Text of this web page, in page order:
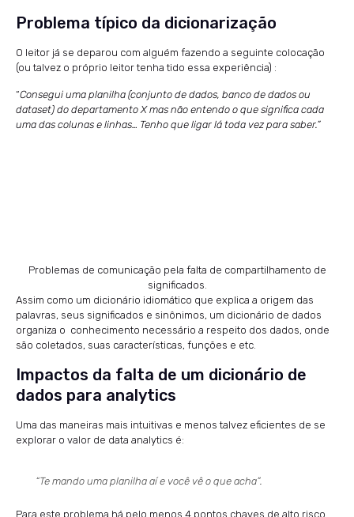
Problema típico da dicionarização
O leitor já se deparou com alguém fazendo a seguinte colocação
(ou talvez o próprio leitor tenha tido essa experiência) :
“Consegui uma planilha (conjunto de dados, banco de dados ou
dataset) do departamento X mas não entendo o que significa cada
uma das colunas e linhas… Tenho que ligar lá toda vez para saber.”
Problemas de comunicação pela falta de compartilhamento de
significados.
Assim como um dicionário idiomático que explica a origem das
palavras, seus significados e sinônimos, um dicionário de dados
organiza o conhecimento necessário a respeito dos dados, onde
são coletados, suas características, funções e etc.
Impactos da falta de um dicionário de
dados para analytics
Uma das maneiras mais intuitivas e menos talvez eficientes de se
explorar o valor de data analytics é:
“Te mando uma planilha aí e você vê o que acha”.
Para este problema há pelo menos 4 pontos chaves de alto risco